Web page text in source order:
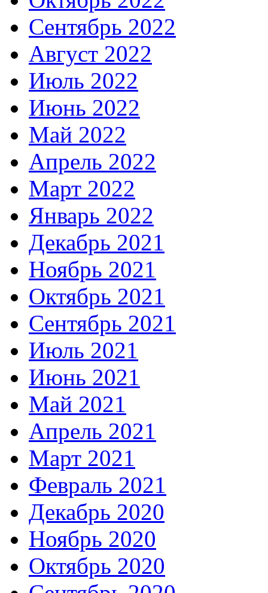
Сентябрь 2022
Август 2022
Июль 2022
Июнь 2022
Май 2022
Апрель 2022
Март 2022
Январь 2022
Декабрь 2021
Ноябрь 2021
Октябрь 2021
Сентябрь 2021
Июль 2021
Июнь 2021
Май 2021
Апрель 2021
Март 2021
Февраль 2021
Декабрь 2020
Ноябрь 2020
Октябрь 2020